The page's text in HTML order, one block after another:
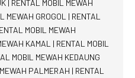
RENTAL MOBIL MEWAH
MEWAH GROGOL | RENTAL
MOBIL MEWAH
KAMAL | RENTAL MOBIL
MOBIL MEWAH KEDAUNG
PALMERAH | RENTAL